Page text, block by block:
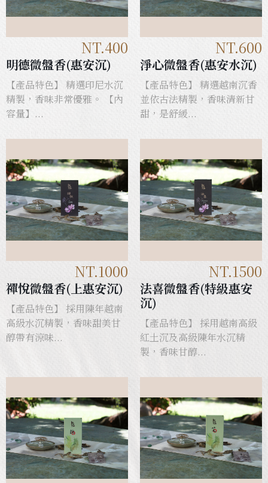
NT.400
明德微盤香(惠安沉)
【產品特色】 精選印尼水沉
精製，香味非常優雅。 【內
容量】...
NT.600
淨心微盤香(惠安水沉)
【產品特色】 精選越南沉香
並依古法精製，香味清新甘
甜，是舒緩...
NT.1000
禪悅微盤香(上惠安沉)
【產品特色】 採用陳年越南
高級水沉精製，香味甜美甘
醇帶有涼味...
NT.1500
法喜微盤香(特級惠安
沉)
【產品特色】 採用越南高級
紅土沉及高級陳年水沉精
製，香味甘醇...